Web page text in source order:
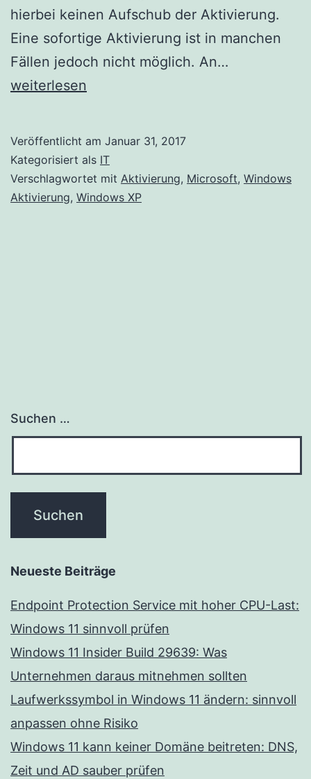
hierbei keinen Aufschub der Aktivierung.
Eine sofortige Aktivierung ist in manchen
Fällen jedoch nicht möglich. An…
Änderung
weiterlesen
Veröffentlicht am Januar 31, 2017
Kategorisiert als IT
Verschlagwortet mit Aktivierung, Microsoft, Windows
Aktivierung, Windows XP
Suchen …
Neueste Beiträge
Endpoint Protection Service mit hoher CPU-Last:
Windows 11 sinnvoll prüfen
Windows 11 Insider Build 29639: Was
Unternehmen daraus mitnehmen sollten
Laufwerkssymbol in Windows 11 ändern: sinnvoll
anpassen ohne Risiko
Windows 11 kann keiner Domäne beitreten: DNS,
Zeit und AD sauber prüfen